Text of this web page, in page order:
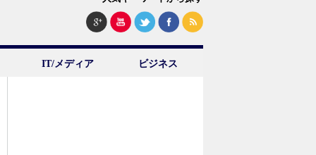
IT/メディア ビジネス